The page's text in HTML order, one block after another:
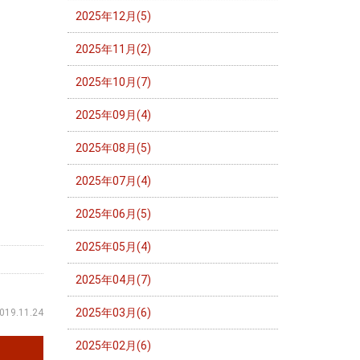
2025年12月(5)
2025年11月(2)
2025年10月(7)
2025年09月(4)
2025年08月(5)
2025年07月(4)
2025年06月(5)
2025年05月(4)
2025年04月(7)
2025年03月(6)
2025年02月(6)